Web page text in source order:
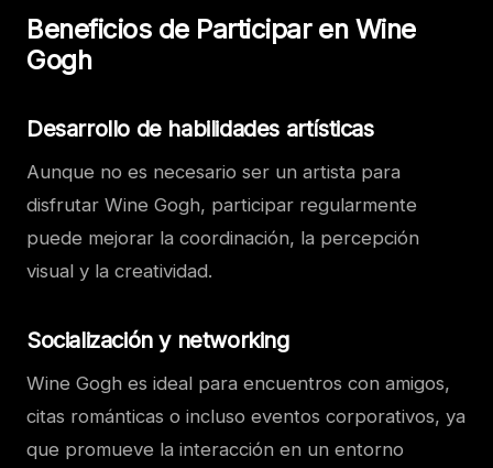
Beneficios de Participar en Wine
Gogh
Desarrollo de habilidades artísticas
Aunque no es necesario ser un artista para
disfrutar Wine Gogh, participar regularmente
puede mejorar la coordinación, la percepción
visual y la creatividad.
Socialización y networking
Wine Gogh es ideal para encuentros con amigos,
citas románticas o incluso eventos corporativos, ya
que promueve la interacción en un entorno